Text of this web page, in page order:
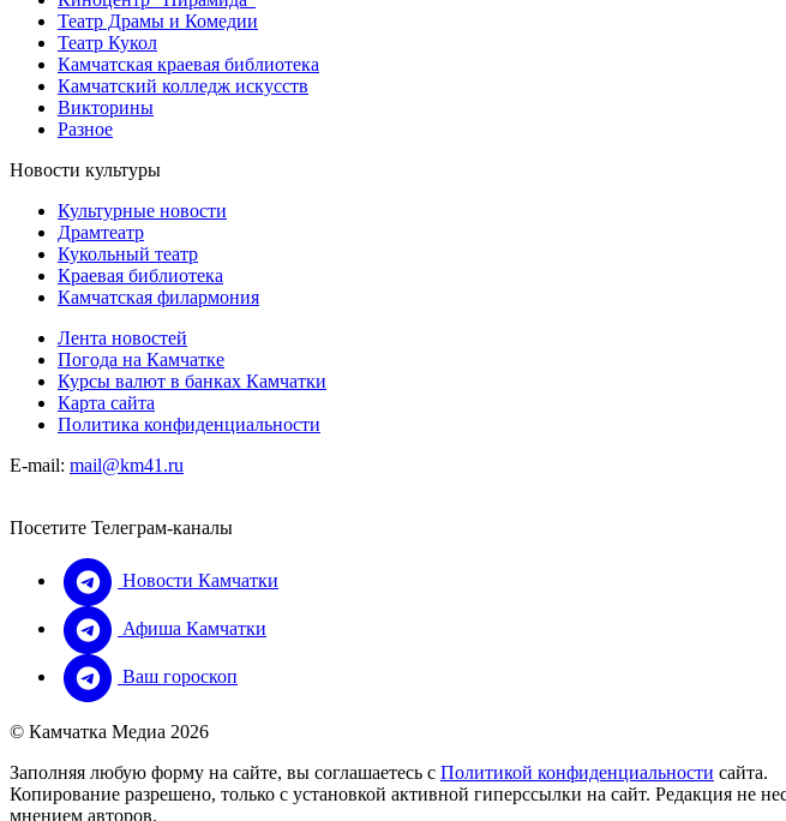
Театр Драмы и Комедии
Театр Кукол
Камчатская краевая библиотека
Камчатский колледж искусств
Викторины
Разное
Новости культуры
Культурные новости
Драмтеатр
Кукольный театр
Краевая библиотека
Камчатская филармония
Лента новостей
Погода на Камчатке
Курсы валют в банках Камчатки
Карта сайта
Политика конфиденциальности
E-mail: mail@km41.ru
Посетите Телеграм-каналы
Новости Камчатки
Афиша Камчатки
Ваш гороскоп
© Камчатка Медиа 2026
Заполняя любую форму на сайте, вы соглашаетесь с Политикой конфиденциальности сайта.
Копирование разрешено, только с установкой активной гиперссылки на сайт. Редакция не
мнением авторов.